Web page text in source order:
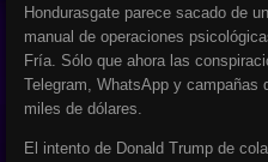
Hondurasgate parece sacado de
manual de operaciones
Fría. Sólo que ahora las
Telegram, WhatsApp y
miles de dólares.
El intento de Donald Trump de